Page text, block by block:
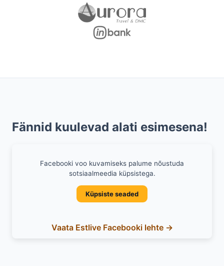
Fännid kuulevad alati esimesena!
Facebooki voo kuvamiseks palume nõustuda
sotsiaalmeedia küpsistega.
Küpsiste seaded
Vaata Estlive Facebooki lehte →